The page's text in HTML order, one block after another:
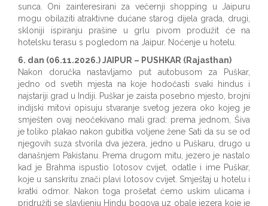
sunca. Oni zainteresirani za večernji shopping u Jaipuru
mogu obilaziti atraktivne dućane starog dijela grada, drugi,
skloniji ispiranju prašine u grlu pivom produžit će na
hotelsku terasu s pogledom na Jaipur. Noćenje u hotelu.
6. dan (06.11.2026.) JAIPUR – PUSHKAR (Rajasthan)
Nakon doručka nastavljamo put autobusom za Puškar,
jedno od svetih mjesta na koje hodočasti svaki hindus i
najstariji grad u Indiji. Puškar je zaista posebno mjesto, brojni
indijski mitovi opisuju stvaranje svetog jezera oko kojeg je
smješten ovaj neočekivano mali grad: prema jednom, Šiva
je toliko plakao nakon gubitka voljene žene Sati da su se od
njegovih suza stvorila dva jezera, jedno u Puškaru, drugo u
današnjem Pakistanu. Prema drugom mitu, jezero je nastalo
kad je Brahma ispustio lotosov cvijet, odatle i ime Puškar,
koje u sanskritu znači plavi lotosov cvijet. Smještaj u hotelu i
kratki odmor. Nakon toga prošetat ćemo uskim ulicama i
pridružiti se slavljenju Hindu bogova uz obale jezera koje je